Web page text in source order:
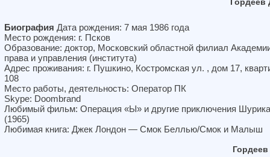
Биография Дата рождения: 7 мая 1986 года
Место рождения: г. Псков
Образование: доктор, Московский областной филиал
права и управления (института)
Адрес проживания: г. Пушкино, Костромская ул. , дом 17,
108
Место работы, деятельность: Оператор ПК
Skype: Doombrand
Любимый фильм: Операция «Ы» и другие приключения Шурика
(1965)
Любимая книга: Джек Лондон — Смок Беллью/Смок и Малыш